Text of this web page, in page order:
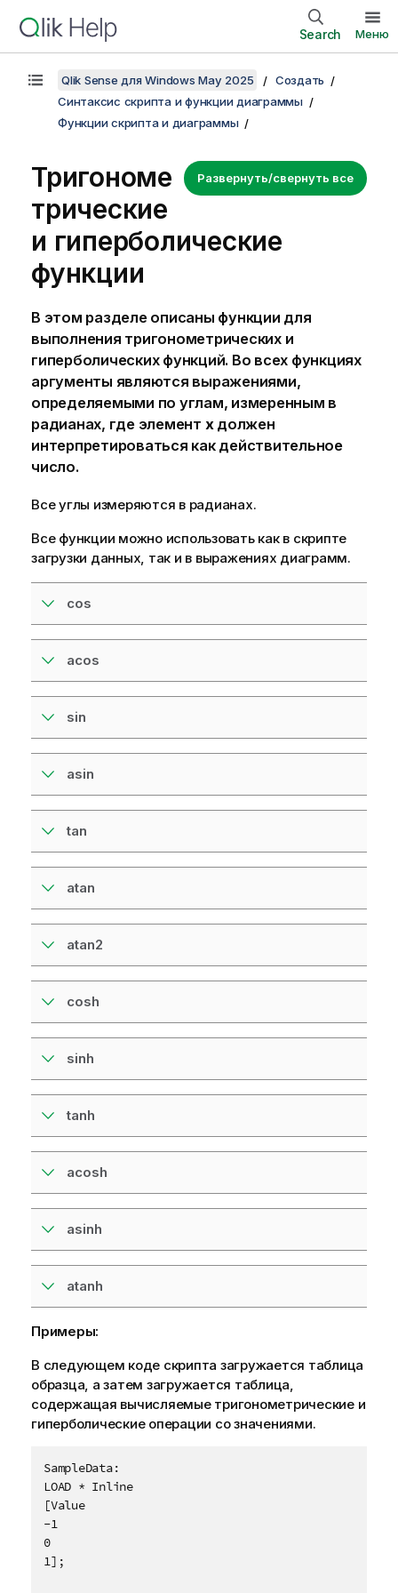
Search Меню
Qlik Sense для Windows May 2025
Создать
Синтаксис скрипта и функции диаграммы
Функции скрипта и диаграммы
Развернуть/свернуть все
Тригономе
трические
и гиперболические
функции
В этом разделе описаны функции для
выполнения тригонометрических и
гиперболических функций. Во всех функциях
аргументы являются выражениями,
определяемыми по углам, измеренным в
радианах, где элемент xдолжен
интерпретироваться как действительное
число.
Все углы измеряются в радианах.
Все функции можно использовать как в скрипте
загрузки данных, так и в выражениях диаграмм.
cos
acos
sin
asin
tan
atan
atan2
cosh
sinh
tanh
acosh
asinh
atanh
Примеры:
В следующем коде скрипта загружается таблица
образца, а затем загружается таблица,
содержащая вычисляемые тригонометрические и
гиперболические операции со значениями.
SampleData:
LOAD * Inline
[Value
-1
0
1];